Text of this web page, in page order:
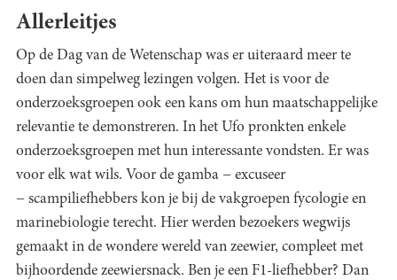
Allerleitjes
Op de Dag van de Wetenschap was er uiteraard meer te
doen dan simpelweg lezingen volgen. Het is voor de
onderzoeksgroepen ook een kans om hun maatschappelijke
relevantie te demonstreren. In het Ufo pronkten enkele
onderzoeksgroepen met hun interessante vondsten. Er was
voor elk wat wils. Voor de gamba − excuseer
− scampiliefhebbers kon je bij de vakgroepen fycologie en
marinebiologie terecht. Hier werden bezoekers wegwijs
gemaakt in de wondere wereld van zeewier, compleet met
bijhoordende zeewiersnack. Ben je een F1-liefhebber? Dan